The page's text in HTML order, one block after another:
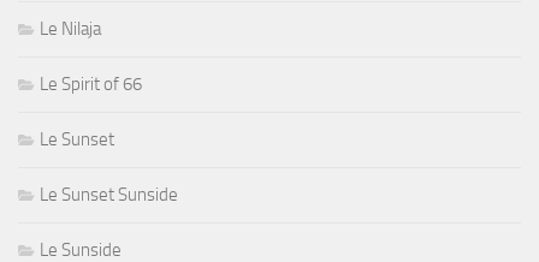
Le Nilaja
Le Spirit of 66
Le Sunset
Le Sunset Sunside
Le Sunside